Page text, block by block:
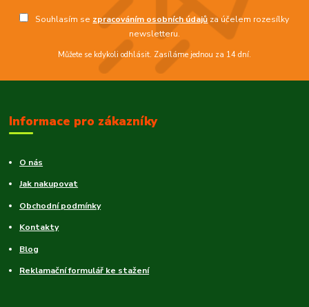
Souhlasím se zpracováním osobních údajů za účelem rozesílky
newsletteru.
Můžete se kdykoli odhlásit. Zasíláme jednou za 14 dní.
Informace pro zákazníky
O nás
Jak nakupovat
Obchodní podmínky
Kontakty
Blog
Reklamační formulář ke stažení